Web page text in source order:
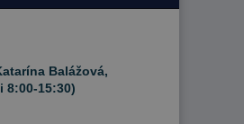
Balážová,
8:00-15:30)